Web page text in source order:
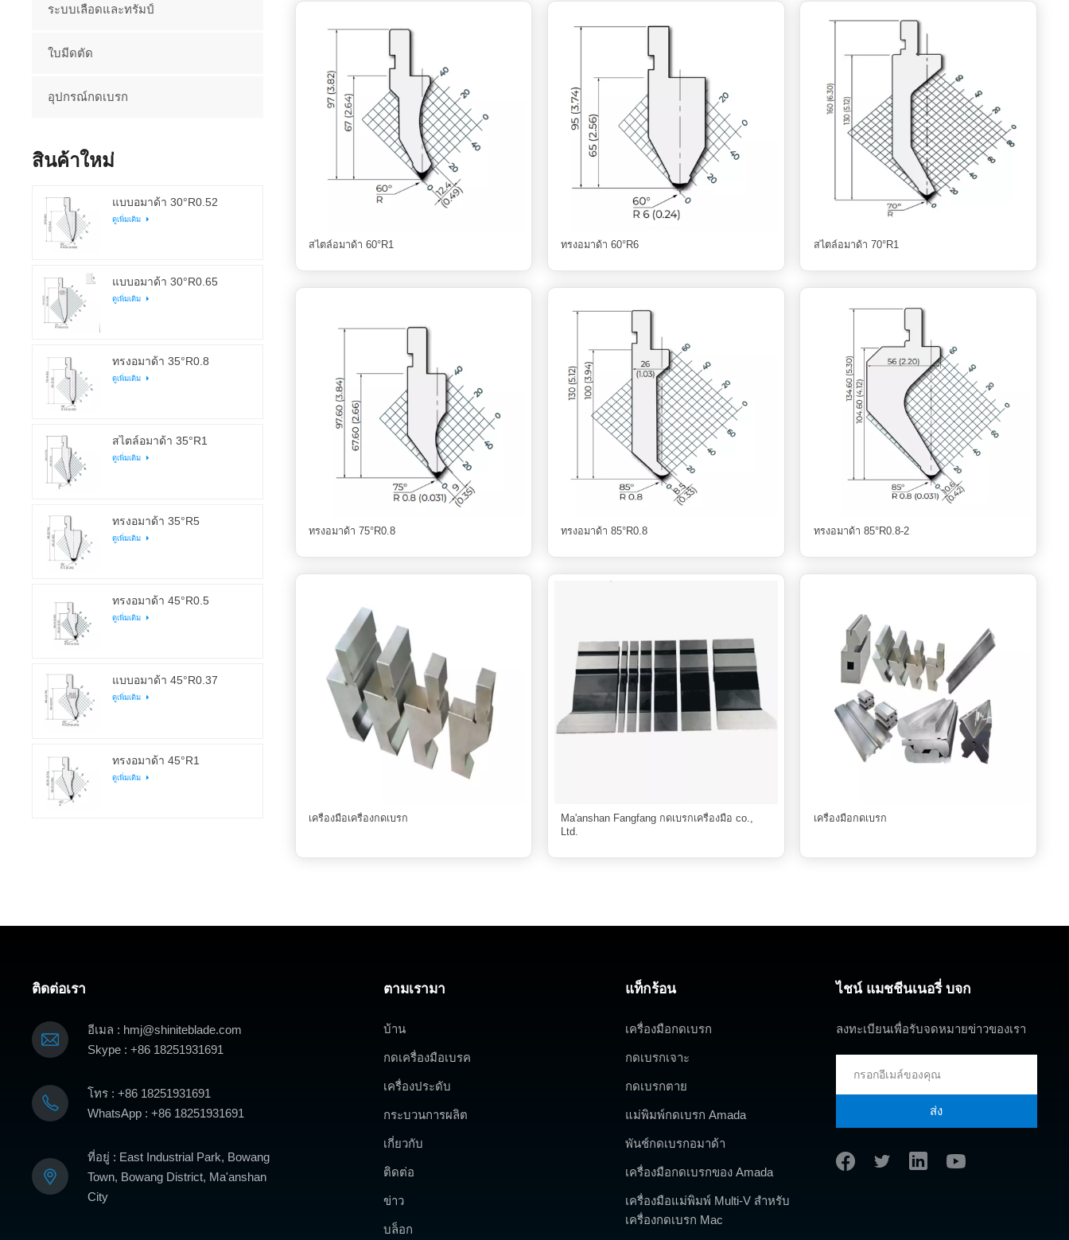
สไตล์อมาด้า 60°R1 ทรงอมาด้า 60°R6 สไตล์อมาด้า 70°R1
ทรงอมาด้า 75°R0.8 ทรงอมาด้า 85°R0.8 ทรงอมาด้า 85°R0.8-2
เครื่องมือเครื่องกดเบรก
Ma'anshan Fangfang กดเบรกเครื่องมือ co.,
Ltd.
เครื่องมือกดเบรก
ระบบเลือดและทรัมป์
ใบมีดตัด
อุปกรณ์กดเบรก
สินค้าใหม่
แบบอมาด้า 30°R0.52
ดูเพิ่มเติม
แบบอมาด้า 30°R0.65
ดูเพิ่มเติม
ทรงอมาด้า 35°R0.8
ดูเพิ่มเติม
สไตล์อมาด้า 35°R1
ดูเพิ่มเติม
ทรงอมาด้า 35°R5
ดูเพิ่มเติม
ทรงอมาด้า 45°R0.5
ดูเพิ่มเติม
แบบอมาด้า 45°R0.37
ดูเพิ่มเติม
ทรงอมาด้า 45°R1
ดูเพิ่มเติม
ติดต่อเรา
อีเมล : hmj@shiniteblade.com
Skype : +86 18251931691
โทร : +86 18251931691
WhatsApp : +86 18251931691
ที่อยู่ : East Industrial Park, Bowang
Town, Bowang District, Ma'anshan
City
ตามเรามา
บ้าน
กดเครื่องมือเบรค
เครื่องประดับ
กระบวนการผลิต
เกี่ยวกับ
ติดต่อ
ข่าว
บล็อก
แท็กร้อน
เครื่องมือกดเบรก
กดเบรกเจาะ
กดเบรกตาย
แม่พิมพ์กดเบรก Amada
พันช์กดเบรกอมาด้า
เครื่องมือกดเบรกของ Amada
เครื่องมือแม่พิมพ์ Multi-V สำหรับ
เครื่องกดเบรก Mac
ไชน์ แมชชีนเนอรี่ บจก
ลงทะเบียนเพื่อรับจดหมายข่าวของเรา
ส่ง